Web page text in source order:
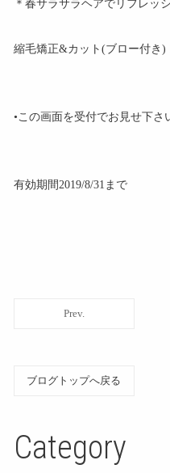
＊春サラサラヘアでリフレッシ
縮毛矯正&カット(ブロー付き)
•この画面を受付でお見せ下さ
有効期間2019/8/31まで
Prev.
ブログトップへ戻る
Category